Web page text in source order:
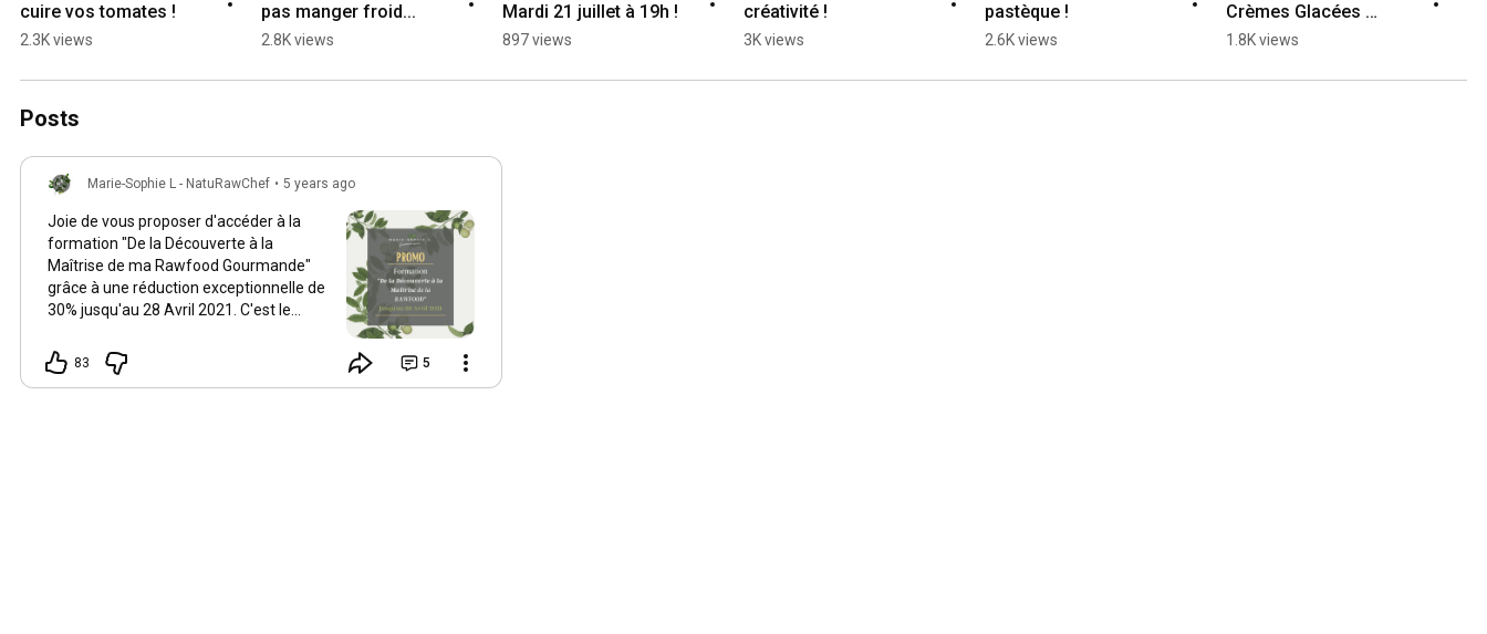
cuire vos tomates !
2.3K views
pas manger froid...
2.8K views
Mardi 21 juillet à 19h !
897 views
créativité !
3K views
pastèque !
2.6K views
Crèmes Glacées
OFFERT !
1.8K views
Posts
Marie-Sophie L - NatuRawChef • 5 years ago
Joie de vous proposer d'accéder à la
formation "De la Découverte à la
Maîtrise de ma Rawfood Gourmande"
grâce à une réduction exceptionnelle de
30% jusqu'au 28 Avril 2021. C'est le
cuisine végétale et crue à transformé
ma vie, j'ai hâte qu'elle enchante la vôtre
83 5